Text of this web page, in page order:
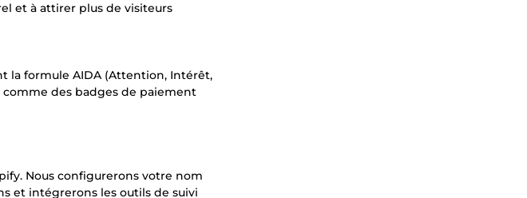
et à attirer plus de visiteurs
la formule AIDA (Attention, Intérêt,
des badges de paiement
Nous configurerons votre nom
et intégrerons les outils de suivi